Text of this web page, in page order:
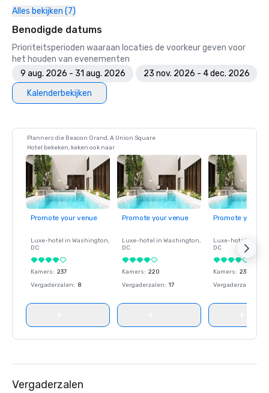
Alles bekijken (7)
Benodigde datums
Prioriteitsperioden waaraan locaties de voorkeur geven voor
het houden van evenementen
9 aug. 2026 - 31 aug. 2026
23 nov. 2026 - 4 dec. 2026
Kalenderbekijken
Planners die Beacon Grand, A Union Square
Hotel bekeken, keken ook naar
Promote your venue
Luxe-hotel in Washington,
DC
Kamers: 237
Vergaderzalen: 8
Promote your venue
Luxe-hotel in Washington,
DC
Kamers: 220
Vergaderzalen: 17
Promote your
Luxe-hotel in
DC
Kamers: 237
Vergaderzalen
Vergaderzalen